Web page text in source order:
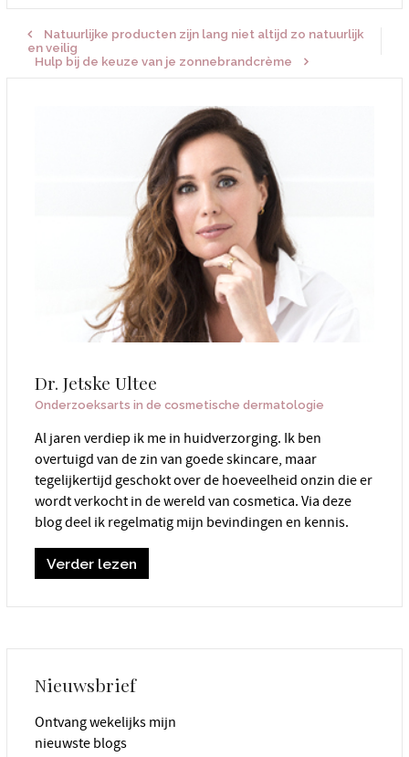
Natuurlijke producten zijn lang niet altijd zo natuurlijk
en veilig
Hulp bij de keuze van je zonnebrandcrème
Dr. Jetske Ultee
Onderzoeksarts in de cosmetische dermatologie
Al jaren verdiep ik me in huidverzorging. Ik ben
overtuigd van de zin van goede skincare, maar
tegelijkertijd geschokt over de hoeveelheid onzin die er
wordt verkocht in de wereld van cosmetica. Via deze
blog deel ik regelmatig mijn bevindingen en kennis.
Verder lezen
Nieuwsbrief
Ontvang wekelijks mijn
nieuwste blogs